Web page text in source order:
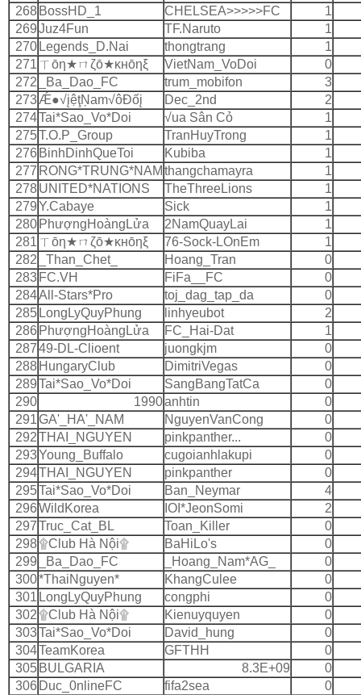
268 BossHD_1 CHELSEA>>>>>FC
1
269Juz4Fun TF.Naruto
1
270 Legends_D.Nai thongtrang
1
271 ㄒōη★ㄇζō★κнōηξ VietNam_VoDoi
0
272
_Ba_Dao_FC trum_mobifon
3
273Ǽ●√įệţŅam√ôÐốį Dec_2nd
2
274Tai*Sao_Vo*Doi √ua Sân Cỏ
1
275T.O.P_Group TranHuyTrong
1
276 BinhDinhQueToi Kubiba
1
277 RONG*TRUNG*NAM thangchamayra
1
278UNITED*NATIONS TheThreeLions
1
279Y.Cabaye Sick
1
280 PhượngHoàngLửa 2NamQuayLai
1
281 ㄒōη★ㄇζō★κнōηξ 76-Sock-LOnEm
1
282
_Than_Chet_ Hoang_Tran
0
283 FC.VH FiFa__FC
0
284All-Stars*Pro toj_dag_tap_da
0
285 LongLyQuyPhung linhyeubot
2
286 PhượngHoàngLửa FC_Hai-Dat
1
28749-DL-Clioent juongkjm
0
288 HungaryClub DimitriVegas
0
289Tai*Sao_Vo*Doi SangBangTatCa
0
290
1990anhtin
0
291GA'_HA'_NAM NguyenVanCong
0
292THAI_NGUYEN pinkpanther...
0
293Young_Buffalo cugoianhlakupi
0
294THAI_NGUYEN pinkpanther
0
295Tai*Sao_Vo*Doi Ban_Neymar
4
296WildKorea IOI*JeonSomi
2
297Truc_Cat_BL Toan_Killer
0
298۩Club Hà Nội۩ BaHiLo's
0
299
_Ba_Dao_FC _Hoang_Nam*AG_
0
300*ThaiNguyen* KhangCulee
0
301 LongLyQuyPhung congphi
0
302۩Club Hà Nội۩ Kienuyquyen
0
303Tai*Sao_Vo*Doi David_hung
0
304TeamKorea GFTHH
0
305 BULGARIA 8.3E+09
0
306 Duc_0nlineFC fifa2sea
0